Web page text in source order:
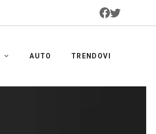
AUTO TRENDOVI